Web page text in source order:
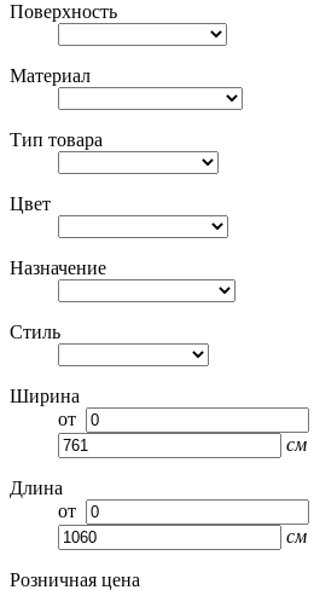
Поверхность
Материал
Тип товара
Цвет
Назначение
Стиль
Ширина
от
см
Длина
от
см
Розничная цена